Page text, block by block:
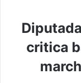
critica